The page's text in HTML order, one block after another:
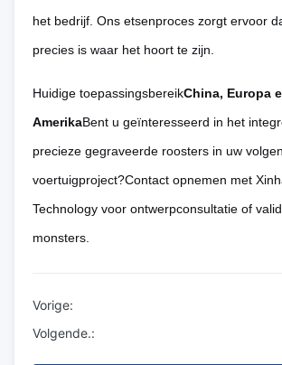
het bedrijf. Ons etsenproces zorgt ervoor
precies is waar het hoort te zijn. 
Huidige toepassingsbereikChina, Europa
AmerikaBent u geïnteresseerd in het
precieze gegraveerde roosters in uw
voertuigproject?Contact opnemen met
Technology voor ontwerpconsultatie of
monsters.
Vorige:
Volgende.: